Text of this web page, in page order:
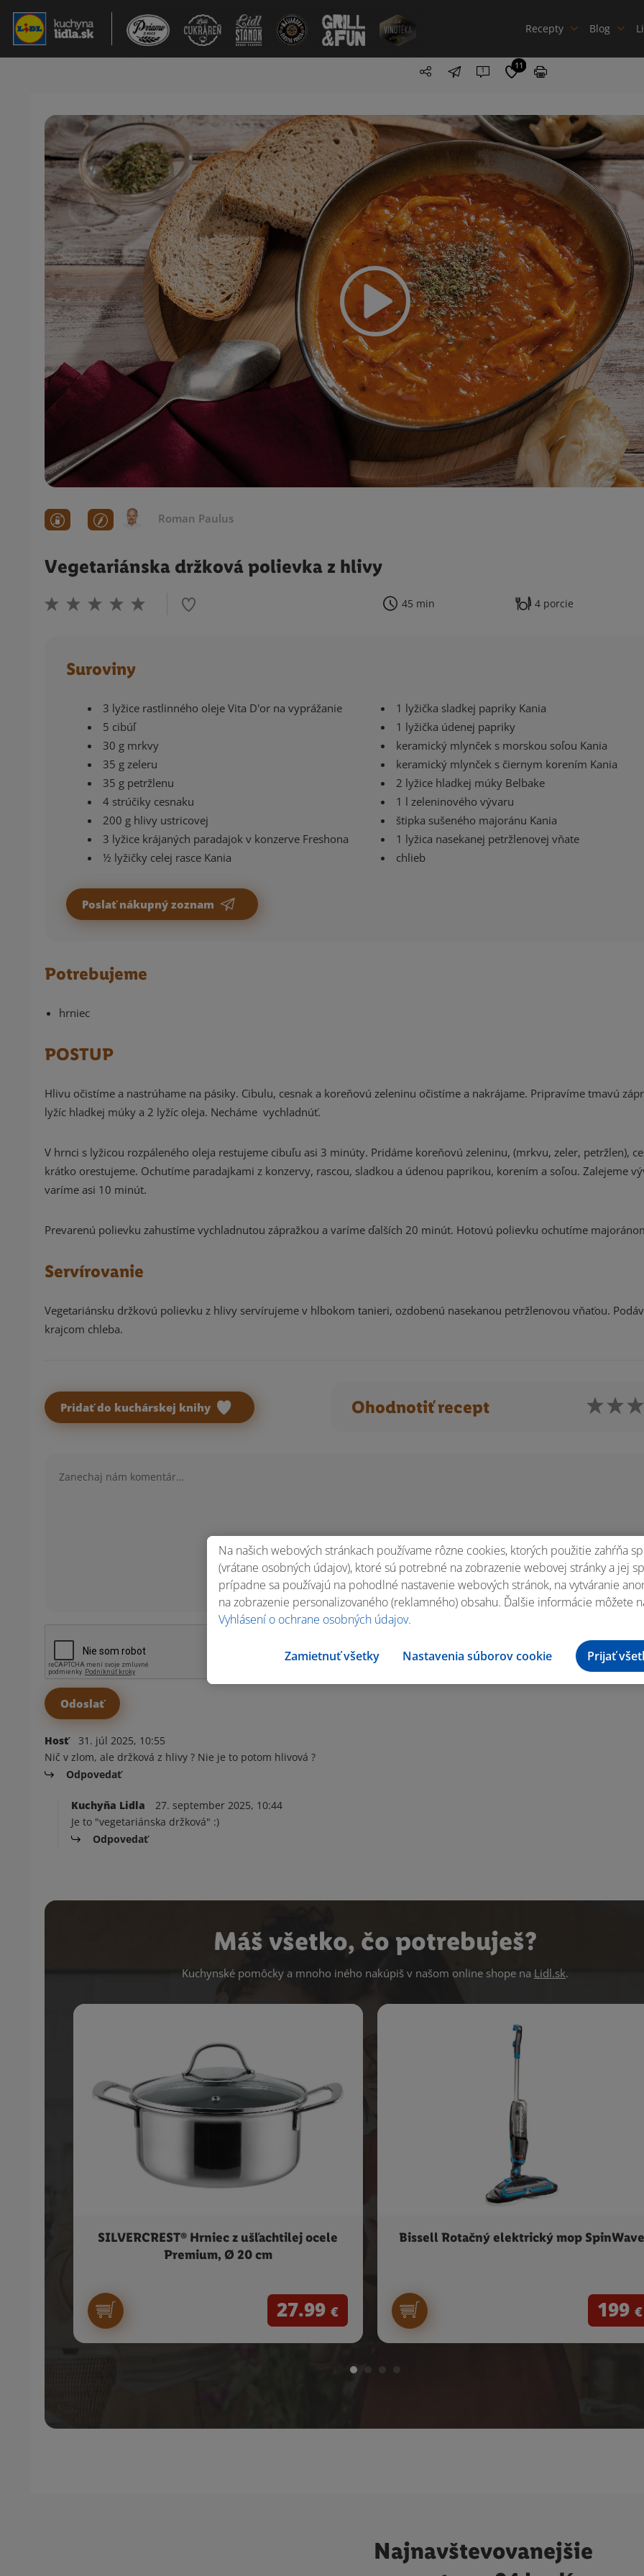
Recepty Blog
1 11
Roman Paulus
Vegetariánska držková polievka z hlivy
45 min 4 porcie
Suroviny
3 lyžice rastlinného oleje Vita D'or na vyprážanie
5 cibúľ
30 g mrkvy
35 g zeleru
35 g petržlenu
4 strúčiky cesnaku
200 g hlivy ustricovej
3 lyžice krájaných paradajok v konzerve Freshona
½ lyžičky celej rasce Kania
1 lyžička sladkej papriky Kania
1 lyžička údenej papriky
keramický mlynček s morskou soľou Kania
keramický mlynček s čiernym korením Kania
2 lyžice hladkej múky Belbake
1 l zeleninového vývaru
štipka sušeného majoránu Kania
1 lyžica nasekanej petržlenovej vňate
chlieb
Poslať nákupný zoznam
Potrebujeme
hrniec
POSTUP
Hlivu očistíme a nastrúhame na pásiky. Cibulu, cesnak a koreňovú zeleninu očistíme a nakrájame. Pripravíme tmavú
lyžíc hladkej múky a 2 lyžíc oleja. Necháme vychladnúť.
V hrnci s lyžicou rozpáleného oleja restujeme cibuľu asi 3 minúty. Pridáme koreňovú zeleninu, (mrkvu, zeler, petržlen),
krátko orestujeme. Ochutíme paradajkami z konzervy, rascou, sladkou a údenou paprikou, korením a soľou. Zalejeme
varíme asi 10 minút.
Prevarenú polievku zahustíme vychladnutou zápražkou a varíme ďalších 20 minút. Hotovú polievku ochutíme
Servírovanie
Vegetariánsku držkovú polievku z hlivy servírujeme v hlbokom tanieri, ozdobenú nasekanou petržlenovou vňaťou.
krajcom chleba.
Pridať do kuchárskej knihy Ohodnotiť recept
Hosť
31. júl 2025, 10:55
Nič v zlom, ale držková z hlivy ? Nie je to potom hlivová ?
Odpovedať
Kuchyňa Lidla
27. september 2025, 10:44
Je to "vegetariánska držková" :)
Odpovedať
Máš všetko, čo potrebuješ?
Kuchynské pomôcky a mnoho iného nakúpiš v našom online shope na Lidl.sk.
SILVERCREST® Hrniec z ušľachtilej ocele
Premium, Ø 20 cm
27.99 €
Bissell Rotačný elektrický mop SpinWave
199 €
Najnavštevovanejšie
Na našich webových stránkach používame rôzne cookies, ktorých použitie zahŕňa
(vrátane osobných údajov), ktoré sú potrebné na zobrazenie webovej stránky a jej
prípadne sa používajú na pohodlné nastavenie webových stránok, na vytváranie
na zobrazenie personalizovaného (reklamného) obsahu. Ďalšie informácie môžete
Vyhlásení o ochrane osobných údajov.
Zamietnuť všetky Nastavenia súborov cookie Prijať